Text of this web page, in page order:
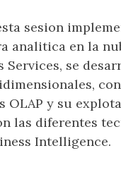
sesion
analitica en la
Services, se
OLAP y su
las diferentes
Intelligence.